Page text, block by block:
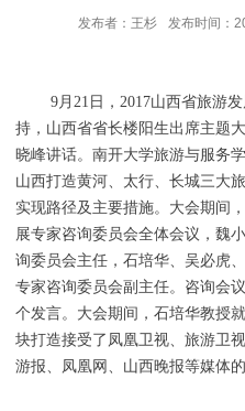
发布者：王杉 发布时间：
9 月 21 日 ， 2017山西省旅游
持，山西省省长楼阳生出席主题
晓峰讲话。南开大学旅游与服务
山西打造黄河
太行 、长城三大
实现路径及主要措施。大会期间
展专家咨询委员会全体会议 ，魏
询委员会主任 ，石培华 、吴必虎
专家咨询委员会副主任。咨询会
个发言。大会期间 ，石培华教授
块打造接受了凤凰卫视 、旅游卫视
游报、
凤凰网 、山西晚报等媒体